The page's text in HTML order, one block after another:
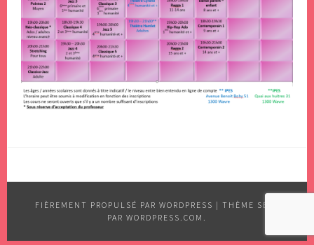
FIÈREMENT PROPULSÉ PAR WORDPRESS | THÈME SELA
PAR WORDPRESS.COM .